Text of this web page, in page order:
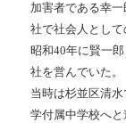
加害者である幸
社で社会人として
昭和40年に賢一
社を営んでいた。
当時は杉並区清
学付属中学校へと